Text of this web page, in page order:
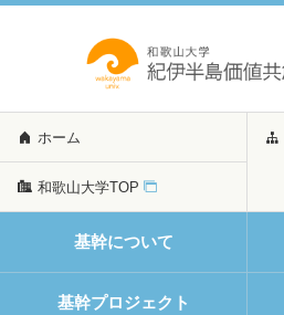
ホーム
和歌山大学TOP
基幹について
基幹プロジェクト